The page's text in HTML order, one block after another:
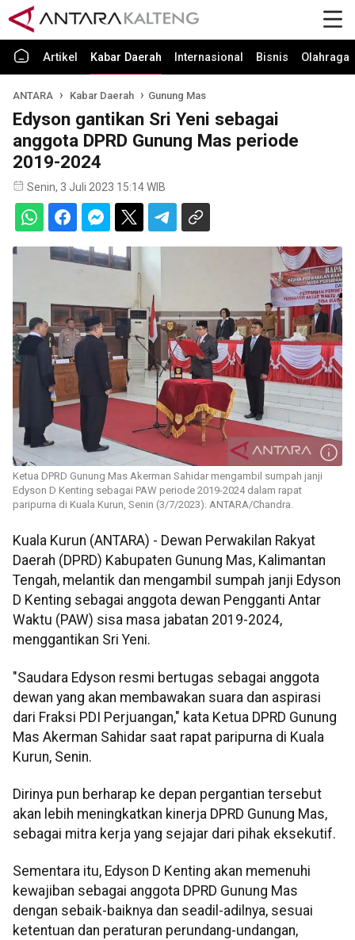
Artikel Kabar Daerah Internasional Bisnis Olahraga
ANTARA Kabar Daerah Gunung Mas
Edyson gantikan Sri Yeni sebagai
anggota DPRD Gunung Mas periode
2019-2024
Senin, 3 Juli 2023 15:14 WIB
Ketua DPRD Gunung Mas Akerman Sahidar mengambil sumpah janji
Edyson D Kenting sebagai PAW periode 2019-2024 dalam rapat
paripurna di Kuala Kurun, Senin (3/7/2023). ANTARA/Chandra.
Kuala Kurun (ANTARA) - Dewan Perwakilan Rakyat
Daerah (DPRD) Kabupaten Gunung Mas, Kalimantan
Tengah, melantik dan mengambil sumpah janji Edyson
D Kenting sebagai anggota dewan Pengganti Antar
Waktu (PAW) sisa masa jabatan 2019-2024,
menggantikan Sri Yeni.
"Saudara Edyson resmi bertugas sebagai anggota
dewan yang akan membawakan suara dan aspirasi
dari Fraksi PDI Perjuangan," kata Ketua DPRD Gunung
Mas Akerman Sahidar saat rapat paripurna di Kuala
Kurun, Senin.
Dirinya pun berharap ke depan pergantian tersebut
akan lebih meningkatkan kinerja DPRD Gunung Mas,
sebagai mitra kerja yang sejajar dari pihak eksekutif.
Sementara itu, Edyson D Kenting akan memenuhi
kewajiban sebagai anggota DPRD Gunung Mas
dengan sebaik-baiknya dan seadil-adilnya, sesuai
ketentuan dan peraturan perundang-undangan,